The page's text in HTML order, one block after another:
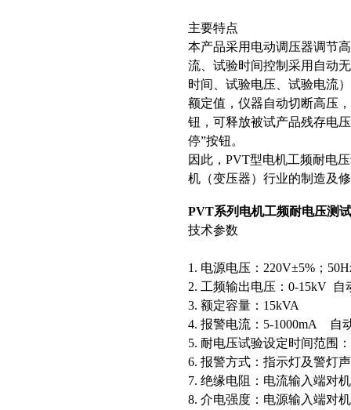
主要特点
本产品采用电动调压器调节
流、试验时间控制采用自动
时间、试验电压、试验电流
额定值，仪器自动切断高压
钮，可释放被试产品残存电
停”按钮。
因此，PVT型电机工频耐电
机（变压器）行业的制造及
PVT系列电机工频耐电压测
技术参数
1. 电源电压：220V±5%；
2. 工频输出电压：0-15kV
3. 额定容量：15kVA
4. 报警电流：5-1000mA 自
5. 耐电压试验设定时间范围
6. 报警方式：指示灯及警灯
7. 绝缘电阻：电流输入端对
8. 介电强度：电源输入端对